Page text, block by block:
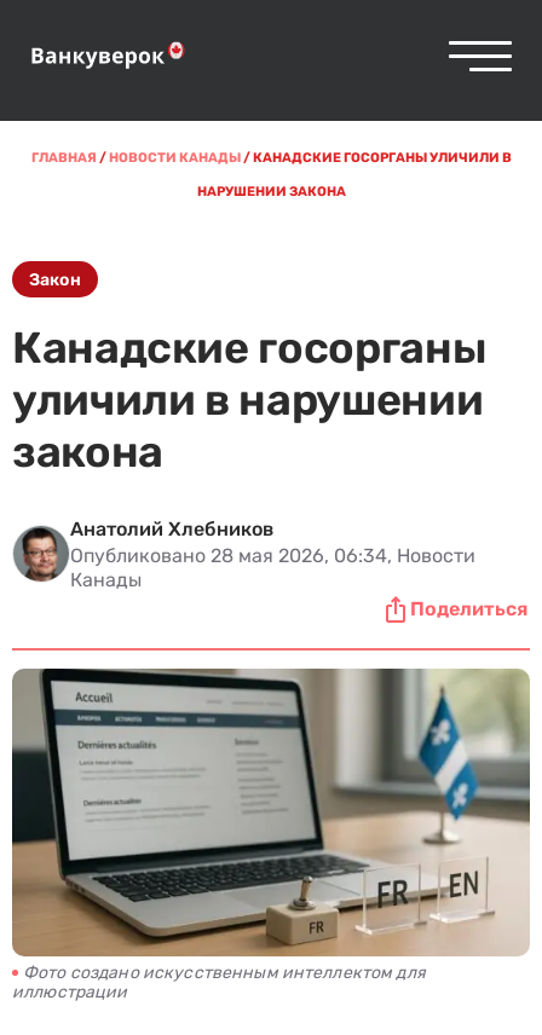
ГЛАВНАЯ /НОВОСТИ КАНАДЫ/КАНАДСКИЕ ГОСОРГАНЫ УЛИЧИЛИ В
НАРУШЕНИИ ЗАКОНА
Закон
Канадские госорганы
уличили в нарушении
закона
Анатолий Хлебников
Опубликовано 28 мая 2026, 06:34, Новости
Канады
Поделиться
Фото создано искусственным интеллектом для
иллюстрации